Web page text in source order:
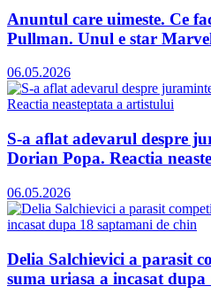
Anuntul care uimeste. Ce
Pullman. Unul e star
06.05.2026
S-a aflat adevarul despre
Dorian Popa. Reactia
06.05.2026
Delia Salchievici a parasit
suma uriasa a incasat